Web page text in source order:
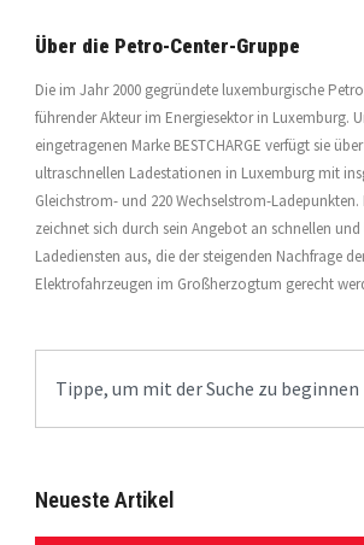
Über die Petro-Center-Gruppe
Die im Jahr 2000 gegründete luxemburgische
führender Akteur im Energiesektor in Luxemburg.
eingetragenen Marke BESTCHARGE verfügt sie
ultraschnellen Ladestationen in Luxemburg mit
Gleichstrom- und 220 Wechselstrom-Ladepunkten.
zeichnet sich durch sein Angebot an schnellen
Ladediensten aus, die der steigenden Nachfrage
Elektrofahrzeugen im Großherzogtum gerecht
Neueste Artikel